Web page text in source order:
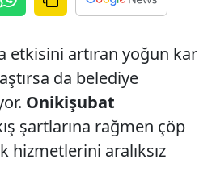
etkisini artıran yoğun kar
da belediye
Onikişubat
şartlarına rağmen çöp
hizmetlerini aralıksız